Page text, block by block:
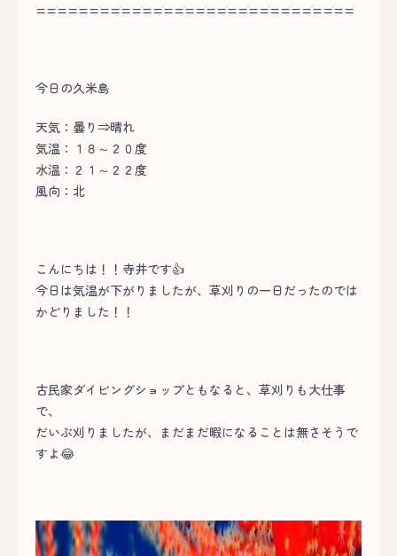
==============================
今日の久米島
天気：曇り⇒晴れ
気温：１８～２０度
水温：２１～２２度
風向：北
こんにちは！！寺井です👍
今日は気温が下がりましたが、草刈りの一日だったのでは
かどりました！！
古民家ダイビングショップともなると、草刈りも大仕事
で、
だいぶ刈りましたが、まだまだ暇になることは無さそうで
すよ😂